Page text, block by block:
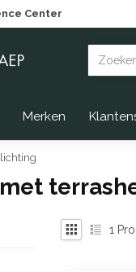
Center
Merken
1